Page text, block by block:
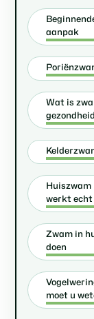
aanpak
Wat is
gezondheid
werkt echt
Zwam in
doen
moet u